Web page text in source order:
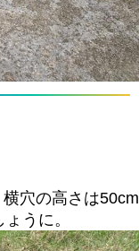
穴の高さは
うに。